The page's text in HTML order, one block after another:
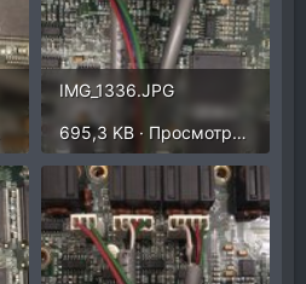
IMG_1336.JPG
695,3 KB · Просмотры: 330